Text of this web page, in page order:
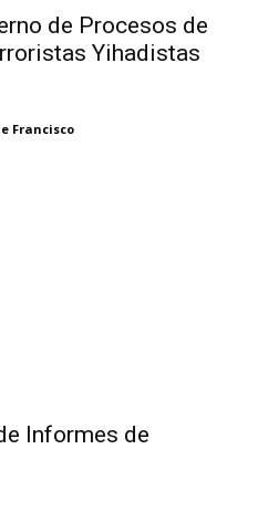
de Procesos de
Yihadistas
Francisco
Informes de